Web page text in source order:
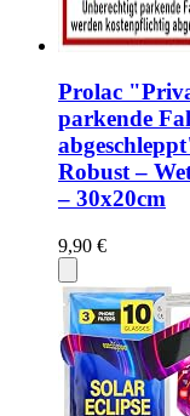
Prolac
parkende
Robust –
– 30x20cm
9,90 €